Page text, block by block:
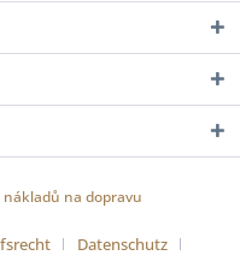
nákladů na dopravu
Datenschutz